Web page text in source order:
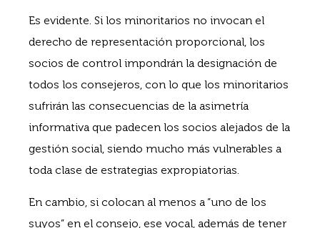
Es evidente. Si los minoritarios no invocan el
derecho de representación proporcional, los
socios de control impondrán la designación de
todos los consejeros, con lo que los minoritarios
sufrirán las consecuencias de la asimetría
informativa que padecen los socios alejados de la
gestión social, siendo mucho más vulnerables a
toda clase de estrategias expropiatorias.
En cambio, si colocan al menos a “uno de los
suyos” en el consejo, ese vocal, además de tener